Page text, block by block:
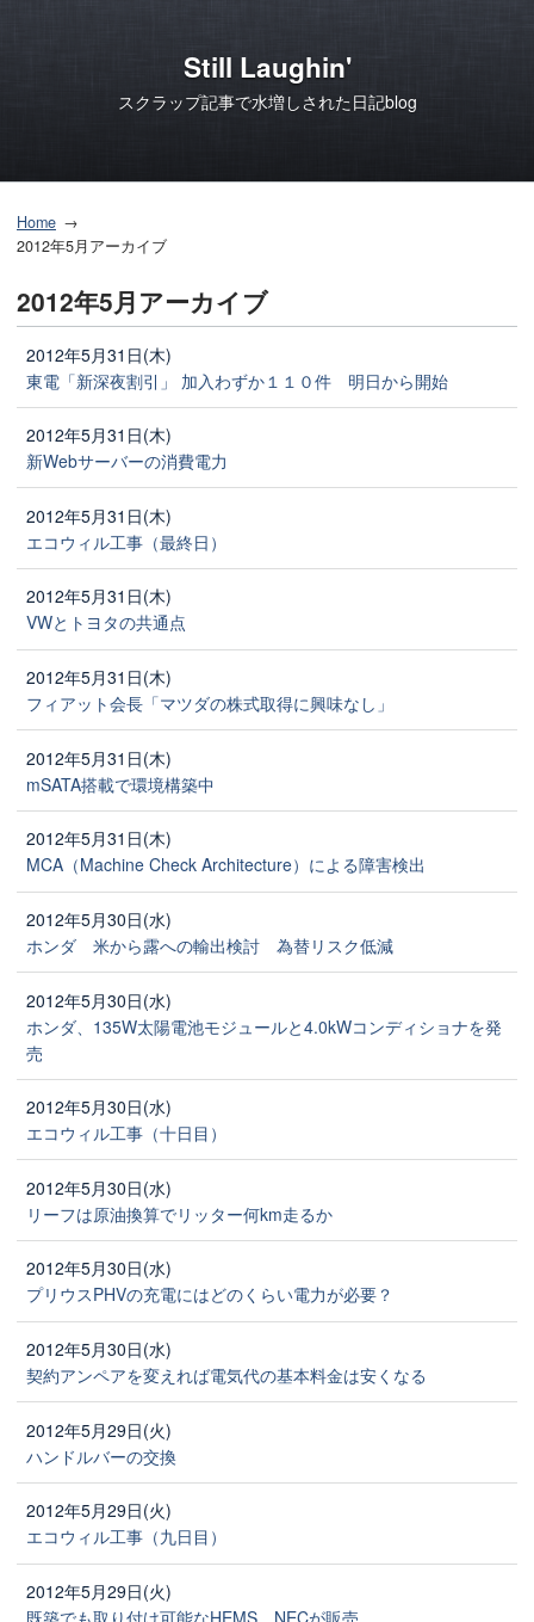
Still Laughin'
スクラップ記事で水増しされた日記blog
Home
2012年5月アーカイブ
2012年5月アーカイブ
2012年5月31日(木)
東電「新深夜割引」 加入わずか１１０件 明日から開始
2012年5月31日(木)
新Webサーバーの消費電力
2012年5月31日(木)
エコウィル工事（最終日）
2012年5月31日(木)
VWとトヨタの共通点
2012年5月31日(木)
フィアット会長「マツダの株式取得に興味なし」
2012年5月31日(木)
mSATA搭載で環境構築中
2012年5月31日(木)
MCA（Machine Check Architecture）による障害検出
2012年5月30日(水)
ホンダ 米から露への輸出検討 為替リスク低減
2012年5月30日(水)
ホンダ、135W太陽電池モジュールと4.0kWコンディショナを発
売
2012年5月30日(水)
エコウィル工事（十日目）
2012年5月30日(水)
リーフは原油換算でリッター何km走るか
2012年5月30日(水)
プリウスPHVの充電にはどのくらい電力が必要？
2012年5月30日(水)
契約アンペアを変えれば電気代の基本料金は安くなる
2012年5月29日(火)
ハンドルバーの交換
2012年5月29日(火)
エコウィル工事（九日目）
2012年5月29日(火)
既築でも取り付け可能なHEMS、NECが販売